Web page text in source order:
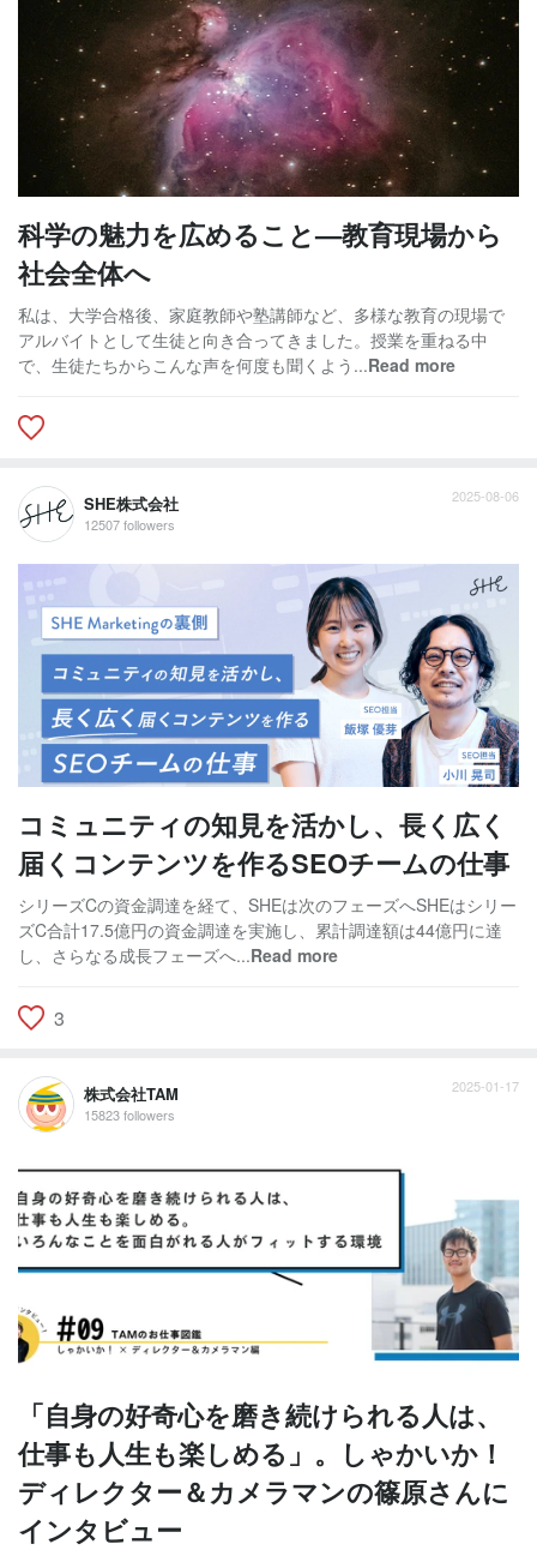
科学の魅力を広めること—教育現場から
社会全体へ
私は、大学合格後、家庭教師や塾講師など、多様な教育の現場で
アルバイトとして生徒と向き合ってきました。授業を重ねる中
で、生徒たちからこんな声を何度も聞くよう...Read more
SHE株式会社
12507 followers
2025-08-06
コミュニティの知見を活かし、長く広く
届くコンテンツを作るSEOチームの仕事
シリーズCの資金調達を経て、SHEは次のフェーズへSHEはシリー
ズC合計17.5億円の資金調達を実施し、累計調達額は44億円に達
し、さらなる成長フェーズへ...Read more
3
株式会社TAM
15823 followers
2025-01-17
「自身の好奇心を磨き続けられる人は、
仕事も人生も楽しめる」。しゃかいか！
ディレクター＆カメラマンの篠原さんに
インタビュー